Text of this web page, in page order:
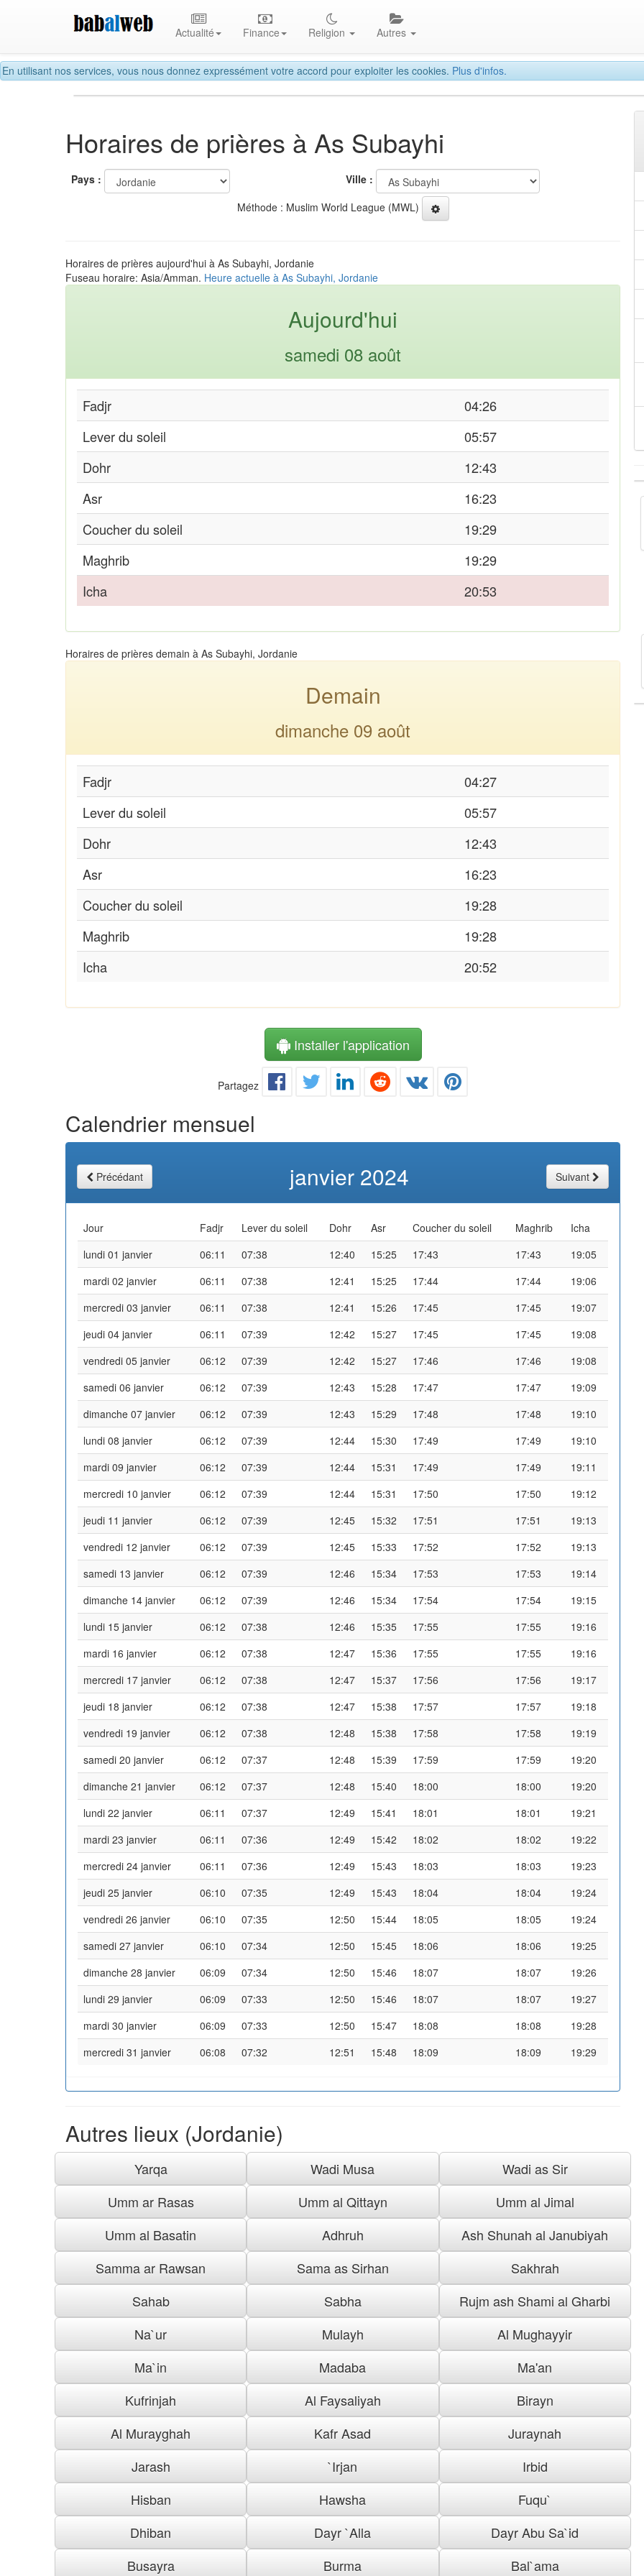
En utilisant nos services, vous nous donnez expressément votre accord pour exploiter les cookies. Plus d'infos.
Actualité Finance Religion Autres
Horaires de prières à As Subayhi
Pays :
Ville :
Méthode : Muslim World League (MWL)
Horaires de prières aujourd'hui à As Subayhi, Jordanie
Fuseau horaire: Asia/Amman. Heure actuelle à As Subayhi, Jordanie
Aujourd'hui
samedi 08 août
Fadjr
04:26
Lever du soleil
05:57
Dohr
12:43
Asr
16:23
Coucher du soleil
19:29
Maghrib
19:29
Icha
20:53
Horaires de prières demain à As Subayhi, Jordanie
Demain
dimanche 09 août
Fadjr
04:27
Lever du soleil
05:57
Dohr
12:43
Asr
16:23
Coucher du soleil
19:28
Maghrib
19:28
Icha
20:52
Installer l'application
Partagez
Calendrier mensuel
Précédant janvier 2024 Suivant
Jour Fadjr Lever du soleil Dohr Asr Coucher du soleil Maghrib
Icha
lundi 01 janvier
06:11 07:38 12:40 15:25 17:43 17:43
19:05
mardi 02 janvier
06:11 07:38 12:41 15:25 17:44 17:44
19:06
mercredi 03 janvier
06:11 07:38 12:41 15:26 17:45 17:45
19:07
jeudi 04 janvier
06:11 07:39 12:42 15:27 17:45 17:45
19:08
vendredi 05 janvier
06:12 07:39 12:42 15:27 17:46 17:46
19:08
samedi 06 janvier
06:12 07:39 12:43 15:28 17:47 17:47
19:09
dimanche 07 janvier
06:12 07:39 12:43 15:29 17:48 17:48
19:10
lundi 08 janvier
06:12 07:39 12:44 15:30 17:49 17:49
19:10
mardi 09 janvier
06:12 07:39 12:44 15:31 17:49 17:49
19:11
mercredi 10 janvier
06:12 07:39 12:44 15:31 17:50 17:50
19:12
jeudi 11 janvier
06:12 07:39 12:45 15:32 17:51 17:51
19:13
vendredi 12 janvier
06:12 07:39 12:45 15:33 17:52 17:52
19:13
samedi 13 janvier
06:12 07:39 12:46 15:34 17:53 17:53
19:14
dimanche 14 janvier
06:12 07:39 12:46 15:34 17:54 17:54
19:15
lundi 15 janvier
06:12 07:38 12:46 15:35 17:55 17:55
19:16
mardi 16 janvier
06:12 07:38 12:47 15:36 17:55 17:55
19:16
mercredi 17 janvier
06:12 07:38 12:47 15:37 17:56 17:56
19:17
jeudi 18 janvier
06:12 07:38 12:47 15:38 17:57 17:57
19:18
vendredi 19 janvier
06:12 07:38 12:48 15:38 17:58 17:58
19:19
samedi 20 janvier
06:12 07:37 12:48 15:39 17:59 17:59
19:20
dimanche 21 janvier
06:12 07:37 12:48 15:40 18:00 18:00
19:20
lundi 22 janvier
06:11 07:37 12:49 15:41 18:01 18:01
19:21
mardi 23 janvier
06:11 07:36 12:49 15:42 18:02 18:02
19:22
mercredi 24 janvier
06:11 07:36 12:49 15:43 18:03 18:03
19:23
jeudi 25 janvier
06:10 07:35 12:49 15:43 18:04 18:04
19:24
vendredi 26 janvier
06:10 07:35 12:50 15:44 18:05 18:05
19:24
samedi 27 janvier
06:10 07:34 12:50 15:45 18:06 18:06
19:25
dimanche 28 janvier
06:09 07:34 12:50 15:46 18:07 18:07
19:26
lundi 29 janvier
06:09 07:33 12:50 15:46 18:07 18:07
19:27
mardi 30 janvier
06:09 07:33 12:50 15:47 18:08 18:08
19:28
mercredi 31 janvier
06:08 07:32 12:51 15:48 18:09 18:09 19:29
Autres lieux (Jordanie)
Yarqa Wadi Musa
Wadi as Sir
Umm ar Rasas
Umm al Qittayn
Umm al Jimal
Umm al Basatin
Adhruh
Ash Shunah al Janubiyah
Samma ar Rawsan
Sama as Sirhan
Sakhrah
Sahab
Sabha
Rujm ash Shami al Gharbi
Na`ur
Mulayh
Al Mughayyir
Ma`in
Madaba
Ma'an
Kufrinjah
Al Faysaliyah
Birayn
Al Murayghah
Kafr Asad
Juraynah
Jarash
`Irjan
Irbid
Hisban
Hawsha
Fuqu`
Dhiban
Dayr `Alla
Dayr Abu Sa`id
Busayra
Burma Bal`ama